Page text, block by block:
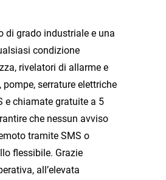
di grado industriale e una
condizione
rivelatori di allarme e
serrature elettriche
e chiamate gratuite a 5
che nessun avviso
tramite SMS o
flessibile. Grazie
all’elevata